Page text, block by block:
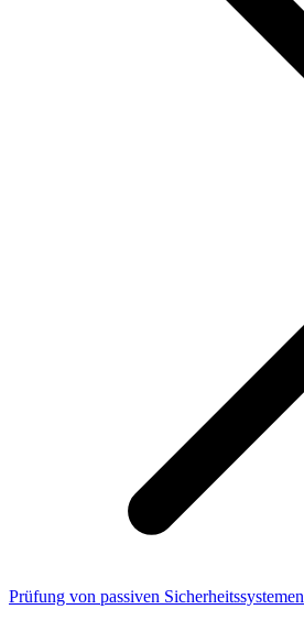
Prüfung von passiven Sicherheitssystemen